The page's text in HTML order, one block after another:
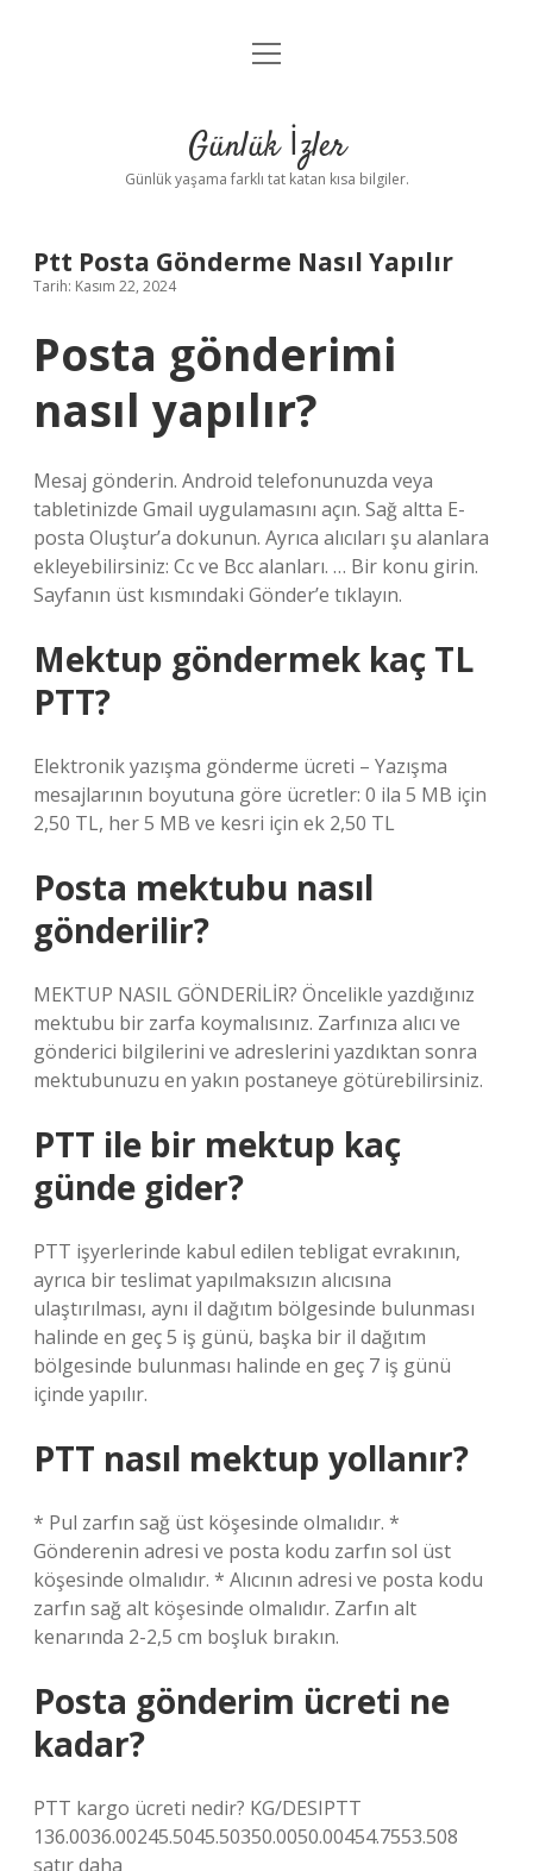
Anasayfa
Yasal Uyarı
menüyü
Günlük İzler
Günlük yaşama farklı tat katan kısa bilgiler.
Ptt Posta Gönderme Nasıl Yapılır
Tarih: Kasım 22, 2024
Posta gönderimi
nasıl yapılır?
Mesaj gönderin. Android telefonunuzda veya
tabletinizde Gmail uygulamasını açın. Sağ altta E-
posta Oluştur’a dokunun. Ayrıca alıcıları şu alanlara
ekleyebilirsiniz: Cc ve Bcc alanları. … Bir konu girin.
Sayfanın üst kısmındaki Gönder’e tıklayın.
Mektup göndermek kaç TL
PTT?
Elektronik yazışma gönderme ücreti – Yazışma
mesajlarının boyutuna göre ücretler: 0 ila 5 MB için
2,50 TL, her 5 MB ve kesri için ek 2,50 TL
Posta mektubu nasıl
gönderilir?
MEKTUP NASIL GÖNDERİLİR? Öncelikle yazdığınız
mektubu bir zarfa koymalısınız. Zarfınıza alıcı ve
gönderici bilgilerini ve adreslerini yazdıktan sonra
mektubunuzu en yakın postaneye götürebilirsiniz.
PTT ile bir mektup kaç
günde gider?
PTT işyerlerinde kabul edilen tebligat evrakının,
ayrıca bir teslimat yapılmaksızın alıcısına
ulaştırılması, aynı il dağıtım bölgesinde bulunması
halinde en geç 5 iş günü, başka bir il dağıtım
bölgesinde bulunması halinde en geç 7 iş günü
içinde yapılır.
PTT nasıl mektup yollanır?
* Pul zarfın sağ üst köşesinde olmalıdır. *
Gönderenin adresi ve posta kodu zarfın sol üst
köşesinde olmalıdır. * Alıcının adresi ve posta kodu
zarfın sağ alt köşesinde olmalıdır. Zarfın alt
kenarında 2-2,5 cm boşluk bırakın.
Posta gönderim ücreti ne
kadar?
PTT kargo ücreti nedir? KG/DESIPTT
136.0036.00245.5045.50350.0050.00454.7553.508
satır daha